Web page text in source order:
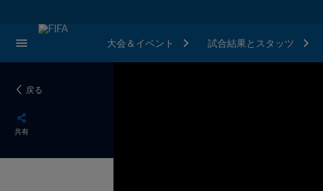
大会＆イベント 試合結果とスタッツ
戻る
共有